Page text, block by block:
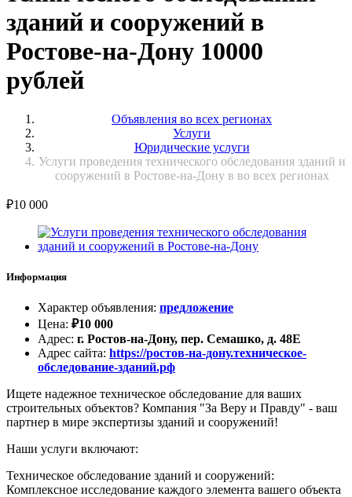
зданий и сооружений в
Ростове-на-Дону 10000
рублей
Объявления во всех регионах
Услуги
Юридические услуги
Услуги проведения технического обследования зданий и
сооружений в Ростове-на-Дону в во всех регионах
₽10 000
Информация
Характер объявления: предложение
Цена: ₽10 000
Адрес: г. Ростов-на-Дону, пер. Семашко, д. 48Е
Адрес сайта: https://ростов-на-дону.техническое-
обследование-зданий.рф
Ищете надежное техническое обследование для ваших
строительных объектов? Компания "За Веру и Правду" - ваш
партнер в мире экспертизы зданий и сооружений!
Наши услуги включают:
Техническое обследование зданий и сооружений:
Комплексное исследование каждого элемента вашего объекта